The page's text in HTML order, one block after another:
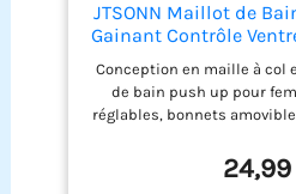
JTSONN Maillot de
Gainant Contrôle
Bain Une Pièce Col V
Swimsuit
Conception en maille à col
de bain push up pour
réglables, bonnets
ajustement parfait, les
doux vous offrent un